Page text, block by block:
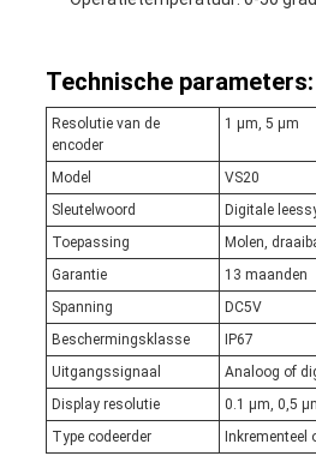
Technische parameters:
Resolutie van de
encoder
1 μm, 5 μm
Model
VS20
Sleutelwoord
Digitale
Toepassing
Molen,
Garantie
13 maanden
Spanning
DC5V
Beschermingsklasse
IP67
Uitgangssignaal
Analoog of
Display resolutie
0.1 μm, 0,5
Type codeerder
Inkrementeel